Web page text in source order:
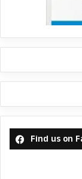
Find us on